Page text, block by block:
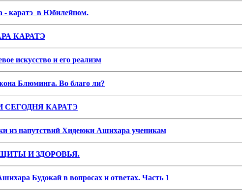
- каратэ в Юбилейном.
КАРАТЭ
искусство и его реализм
Блюминга. Во благо ли?
СЕГОДНЯ КАРАТЭ
из напутствий Хидеюки Ашихара ученикам
И ЗДОРОВЬЯ.
Будокай в вопросах и ответах. Часть 1